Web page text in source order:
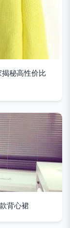
秘高性价比
背心裙